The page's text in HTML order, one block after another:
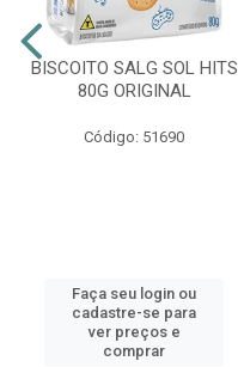
BISCOITO SALG SOL HITS
80G ORIGINAL
Código: 51690
Faça seu login ou
cadastre-se para
ver preços e
comprar